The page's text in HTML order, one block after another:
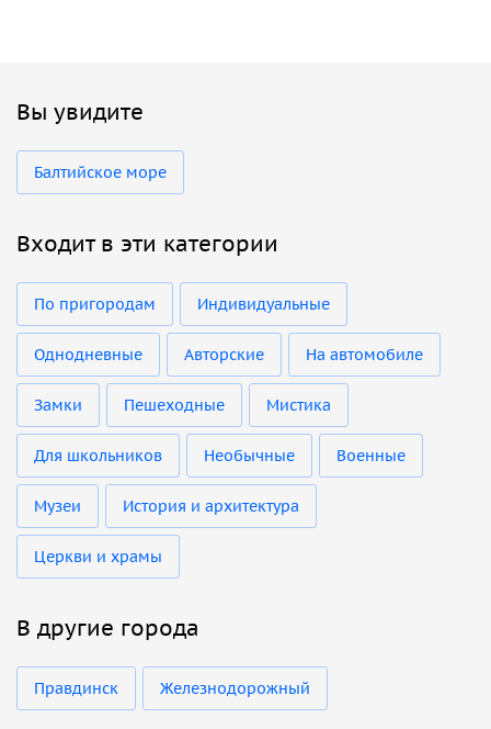
Вы увидите
Балтийское море
Входит в эти категории
По пригородам Индивидуальные
Однодневные Авторские На автомобиле
Замки Пешеходные Мистика
Для школьников Необычные Военные
Музеи История и архитектура
Церкви и храмы
В другие города
Правдинск Железнодорожный